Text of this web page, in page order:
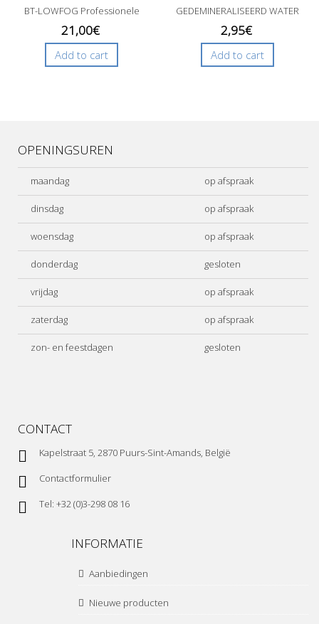
BT-LOWFOG Professionele
PRO...
21,00€
Add to cart
GEDEMINERALISEERD WATER
voor LOW...
2,95€
Add to cart
OPENINGSUREN
maandag op afspraak
dinsdag op afspraak
woensdag op afspraak
donderdag gesloten
vrijdag op afspraak
zaterdag op afspraak
zon- en feestdagen gesloten
CONTACT
Kapelstraat 5, 2870 Puurs-Sint-Amands, België
Contactformulier
Tel: +32 (0)3-298 08 16
INFORMATIE
Aanbiedingen
Nieuwe producten